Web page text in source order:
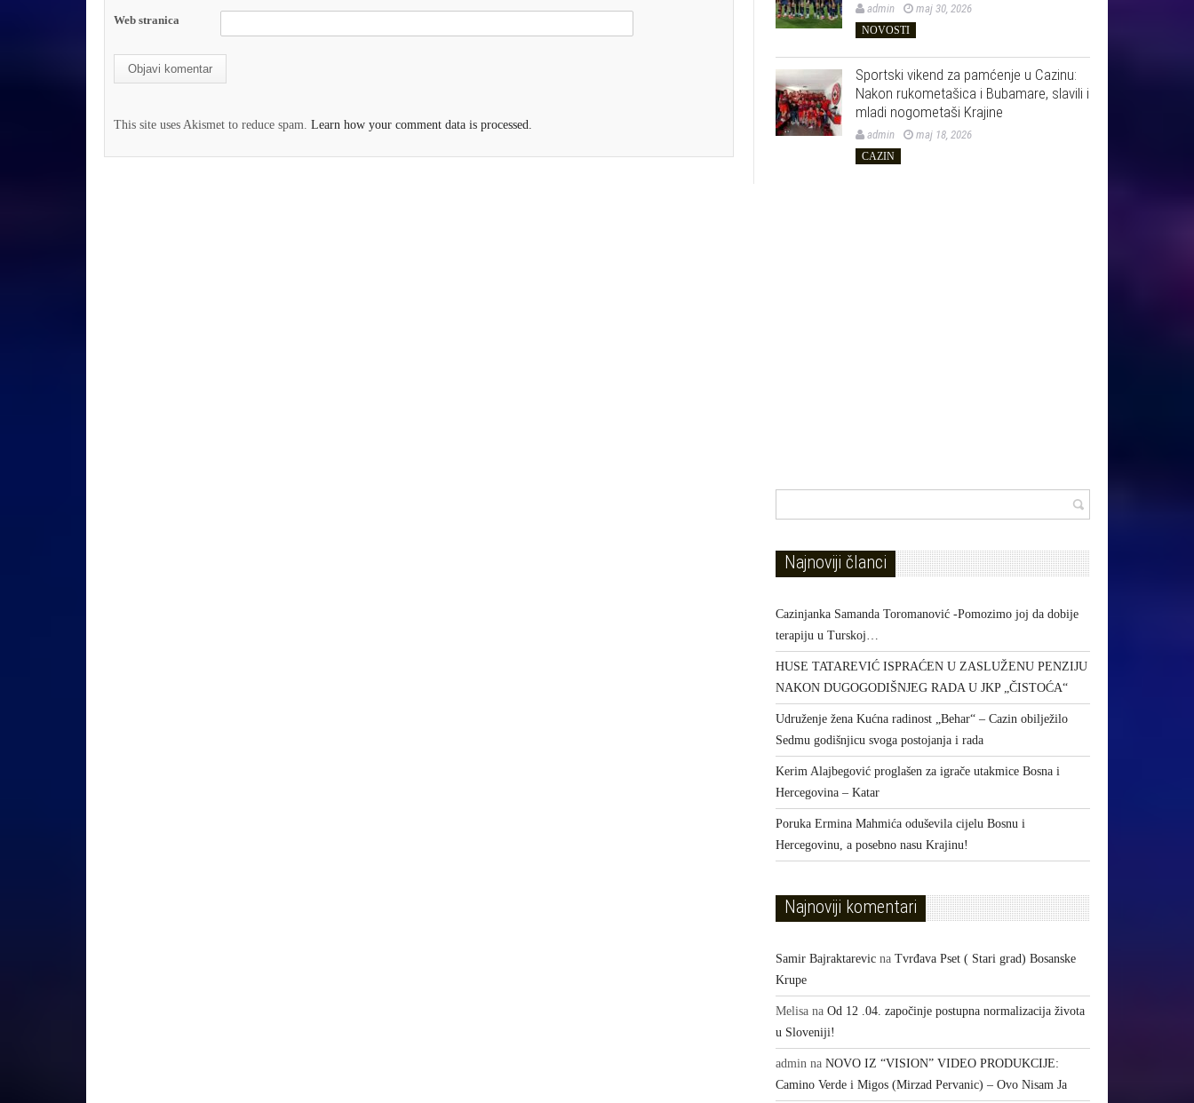
Web stranica
This site uses Akismet to reduce spam. Learn how your comment data is processed.
admin maj 30, 2026
NOVOSTI
Sportski vikend za pamćenje u Cazinu:
Nakon rukometašica i Bubamare, slavili i
mladi nogometaši Krajine
admin maj 18, 2026
CAZIN
Najnoviji članci
Cazinjanka Samanda Toromanović -Pomozimo joj da dobije
terapiju u Turskoj…
HUSE TATAREVIĆ ISPRAĆEN U ZASLUŽENU PENZIJU
NAKON DUGOGODIŠNJEG RADA U JKP „ČISTOĆA“
Udruženje žena Kućna radinost „Behar“ – Cazin obilježilo
Sedmu godišnjicu svoga postojanja i rada
Kerim Alajbegović proglašen za igrače utakmice Bosna i
Hercegovina – Katar
Poruka Ermina Mahmića oduševila cijelu Bosnu i
Hercegovinu, a posebno nasu Krajinu!
Najnoviji komentari
Samir Bajraktarevicna Tvrđava Pset ( Stari grad) Bosanske
Krupe
Melisana Od 12 .04. započinje postupna normalizacija života
u Sloveniji!
adminna NOVO IZ “VISION” VIDEO PRODUKCIJE:
Camino Verde i Migos (Mirzad Pervanic) – Ovo Nisam Ja